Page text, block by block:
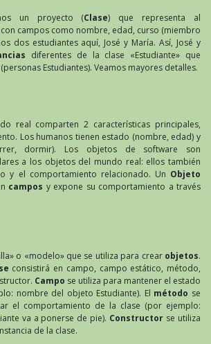
un proyecto (Clase) que representa al
con campos como nombre, edad, curso (miembro
dos estudiantes aquí, José y María. Así, José y
diferentes de la clase «Estudiante» que
Estudiantes). Veamos mayores detalles.
real comparten 2 características principales,
Los humanos tienen estado (nombre, edad) y
dormir). Los objetos de software son
a los objetos del mundo real: ellos también
y el comportamiento relacionado. Un Objeto
campos y expone su comportamiento a través
o «modelo» que se utiliza para crear objetos.
consistirá en campo, campo estático, método,
Campo se utiliza para mantener el estado
nombre del objeto Estudiante). El método se
el comportamiento de la clase (por ejemplo:
va a ponerse de pie). Constructor se utiliza
de la clase.